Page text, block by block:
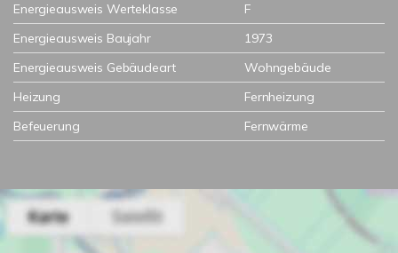
Energieausweis Werteklasse
F
Energieausweis Baujahr
1973
Energieausweis Gebäudeart
Wohngebäude
Heizung
Fernheizung
Befeuerung
Fernwärme